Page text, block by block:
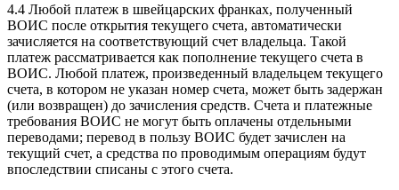
4.4 Любой платеж в швейцарских франках, полученный
ВОИС после открытия текущего счета, автоматически
зачисляется на соответствующий счет владельца. Такой
платеж рассматривается как пополнение текущего счета в
ВОИС. Любой платеж, произведенный владельцем текущего
счета, в котором не указан номер счета, может быть задержан
(или возвращен) до зачисления средств. Счета и платежные
требования ВОИС не могут быть оплачены отдельными
переводами; перевод в пользу ВОИС будет зачислен на
текущий счет, а средства по проводимым операциям будут
впоследствии списаны с этого счета.